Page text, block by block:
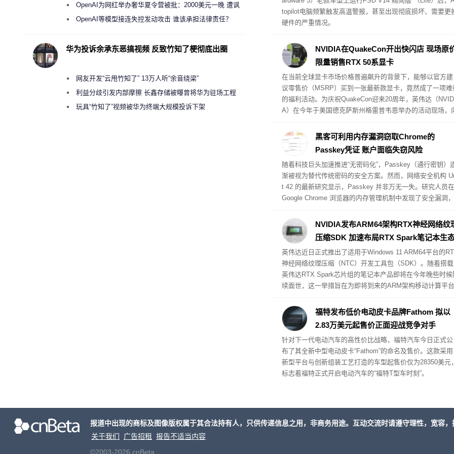
topilot电脑频繁触发高温警报，甚至出现彻底损坏、需要更
硬件的严重情况。
NVIDIA在QuakeCon开出快闪店 现场原
限量销售RTX 50系显卡
在当前全球显卡市场价格普遍飙升的背景下，能够以官方建
议零售价（MSRP）买到一张最新款显卡，竟然成了一项难
的福利活动。为庆祝QuakeCon迎来20周年，英伟达（NVIDI
A）在今年于美国德克萨斯州格雷普韦恩举办的活动现场，
rs Edition）的特权。英伟达将这一现场销售活动命名为“实地
核验优先购（Verified Priority Access IRL）”。
黑客可利用内存漏洞窃取Chrome的
Passkey凭证 账户面临失窃风险
随着科技巨头加速推进“无密码化”，Passkey（通行密钥）
渐被视为替代传统密码的安全方案。然而，网络安全机构
t 42 的最新研究显示，Passkey 并非万无一失。研究人员在
Google Chrome 浏览器的内存管理机制中发现了安全漏洞，
key 密钥，进而控制受害者的在线账户。不过，实施此类攻
的前提条件是受害者的 PC 设备必须已被注入恶意软件。
NVIDIA发布ARM64架构RTX神经网络纹
压缩SDK 加速布局RTX Spark笔记本生
英伟达近日正式推出了适用于Windows 11 ARM64平台的
神经网络纹理压缩（NTC）开发工具包（SDK）。随着搭载
英伟达RTX Spark芯片组的笔记本产品即将在今年晚些时候
续面世，这一举措旨在为即将到来的ARM架构移动计算平台
福特发布低价电动皮卡品牌Fathom 拟以
2.83万美元起售价正面迎战竞争对手
针对下一代电动汽车的高性价比战略，福特汽车今日正式公
布了其全新中型电动皮卡“Fathom”的命名及售价。这款采用
新型平台与创新组装工艺打造的车型起售价仅为28350美元，
标志着福特正式开启电动汽车的“福特T型车时刻”。
新执法权限审查
OpenAI为网红举办奢华夏令营被批：2000美元一晚 遭讽
“反乌托邦”
OpenAI等模型接连失控发动攻击 谁该承担法律责任？
华为投诉余承东恶搞视频 反致竹知了梗彻底出圈
网友开发“云甩竹知了” 13万人听“余音绕梁”
利益分歧引发内部摩擦 长鑫存储被曝曾将华为驻场工程
师驱逐出研发基地
玩具“竹知了”视频被华为终端大规模投诉下架
报道中出现的商标及图像版权属于其合法持有人，只供传递信息之用，非商务用途。互动交流时请遵守理性，宽容，
关于我们
广告招租
报告不适当内容
©2003-2026 cnBeta